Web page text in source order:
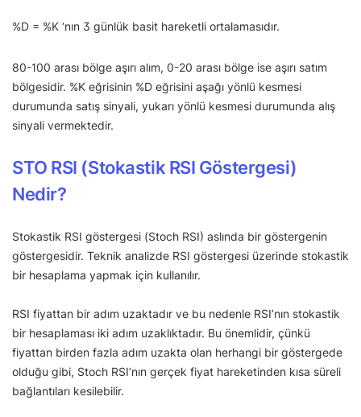
%D = %K ‘nın 3 günlük basit hareketli ortalamasıdır.
80-100 arası bölge aşırı alım, 0-20 arası bölge ise aşırı satım
bölgesidir. %K eğrisinin %D eğrisini aşağı yönlü kesmesi
durumunda satış sinyali, yukarı yönlü kesmesi durumunda alış
sinyali vermektedir.
STO RSI (Stokastik RSI Göstergesi)
Nedir?
Stokastik RSI göstergesi (Stoch RSI) aslında bir göstergenin
göstergesidir. Teknik analizde RSI göstergesi üzerinde stokastik
bir hesaplama yapmak için kullanılır.
RSI fiyattan bir adım uzaktadır ve bu nedenle RSI’nın stokastik
bir hesaplaması iki adım uzaklıktadır. Bu önemlidir, çünkü
fiyattan birden fazla adım uzakta olan herhangi bir göstergede
olduğu gibi, Stoch RSI’nın gerçek fiyat hareketinden kısa süreli
bağlantıları kesilebilir.